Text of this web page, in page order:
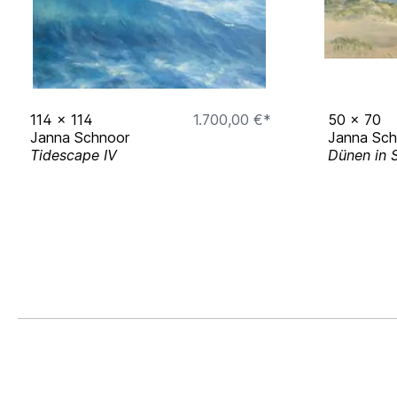
114 x 114
1.700,00 €*
Janna Schnoor
Tidescape IV
50 x 70
Janna
Dünen in